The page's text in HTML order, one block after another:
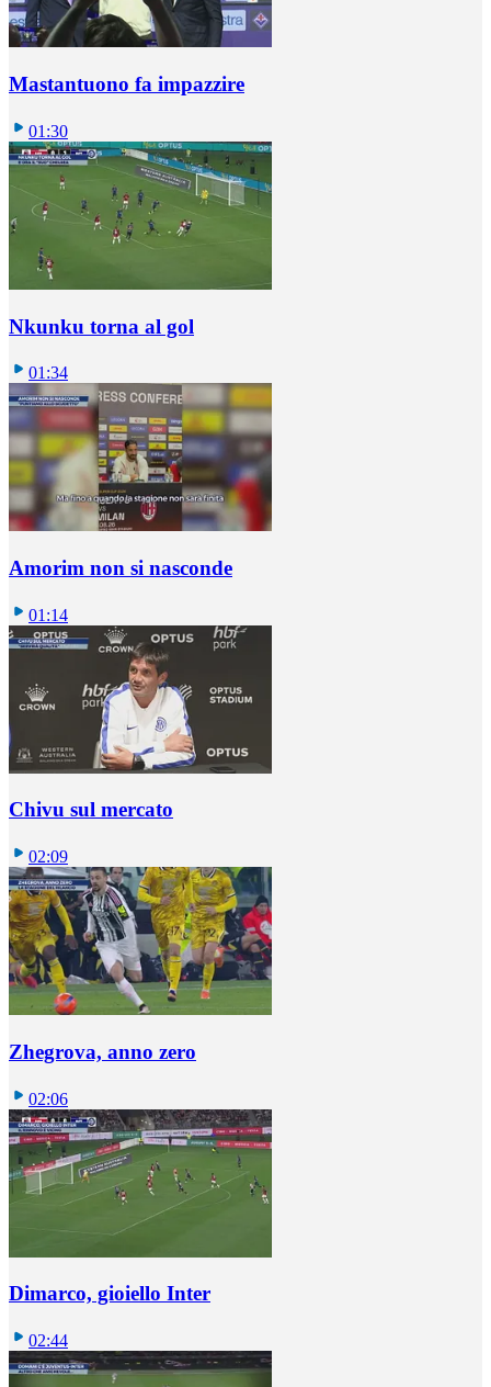
Mastantuono fa impazzire
01:30
Nkunku torna al gol
01:34
Amorim non si nasconde
01:14
Chivu sul mercato
02:09
Zhegrova, anno zero
02:06
Dimarco, gioiello Inter
02:44